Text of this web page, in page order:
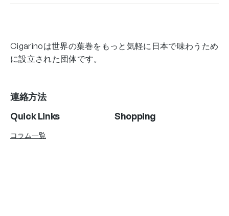
Cigarinoは世界の葉巻をもっと気軽に日本で味わうため
に設立された団体です。
連絡方法
Quick Links
コラム一覧
Shopping